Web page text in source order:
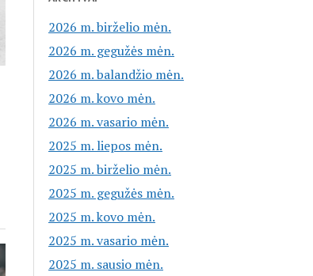
2026 m. birželio mėn.
2026 m. gegužės mėn.
2026 m. balandžio mėn.
2026 m. kovo mėn.
2026 m. vasario mėn.
2025 m. liepos mėn.
2025 m. birželio mėn.
2025 m. gegužės mėn.
2025 m. kovo mėn.
2025 m. vasario mėn.
2025 m. sausio mėn.